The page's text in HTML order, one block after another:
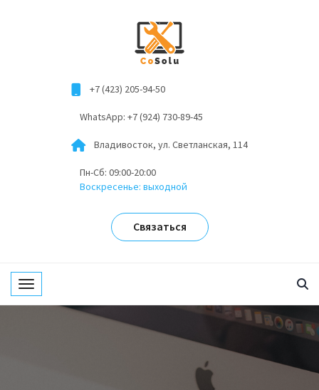
+7 (423) 205-94-50
WhatsApp: +7 (924) 730-89-45
Владивосток, ул. Светланская, 114
Пн-Сб: 09:00-20:00
Воскресенье: выходной
Связаться
Toggle navigation